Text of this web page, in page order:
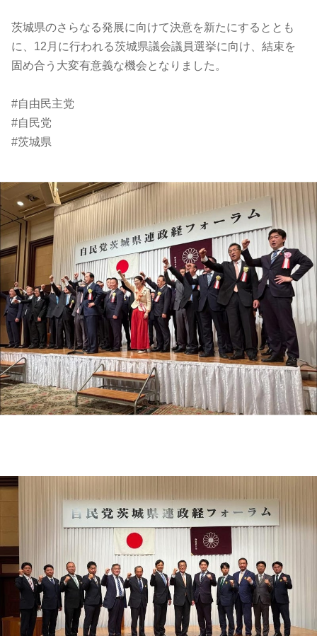
茨城県のさらなる発展に向けて決意を新たにするととも
に、12月に行われる茨城県議会議員選挙に向け、結束を
固め合う大変有意義な機会となりました。
#自由民主党
#自民党
#茨城県